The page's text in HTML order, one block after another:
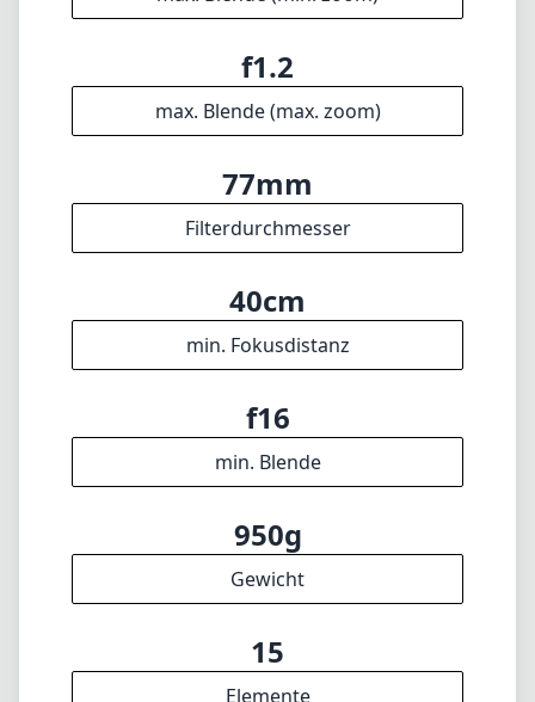
50mm
min. Brennweite
50mm
max. Brennweite
f1.2
max. Blende (min. zoom)
f1.2
max. Blende (max. zoom)
77mm
Filterdurchmesser
40cm
min. Fokusdistanz